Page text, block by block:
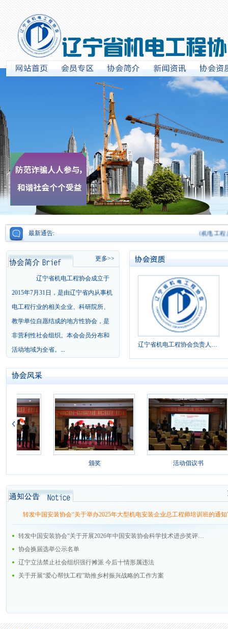
最新通告: 《机电工程
更多>>
辽宁省机电工程协会成立于
2015年7月31日，是由辽宁省内从事机
电工程行业的相关企业、科研院所、
教学单位自愿结成的地方性协会，是
非营利性社会组织。本会会员分布和
活动地域为全省。...
辽宁省机电工程协会负责人名单
颁奖 活动倡议书
转发中国安装协会“关于举办2025年大型机电安装企业总工程师培训班的通知
转发中国安装协会“关于开展2026年中国安装协会科学技术进步奖评选活动的通知”
协会换届选举公示名单
辽宁立法禁止社会组织强行摊派 今后十情形属违法
关于开展“爱心帮扶工程”助推乡村振兴战略的工作方案